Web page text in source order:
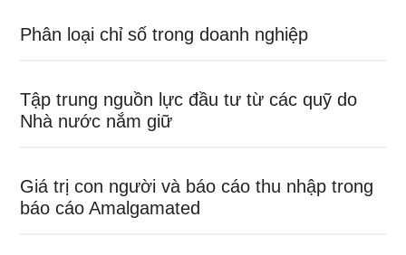
Phân loại chỉ số trong doanh nghiệp
Tập trung nguồn lực đầu tư từ các quỹ do
Nhà nước nắm giữ
Giá trị con người và báo cáo thu nhập trong
báo cáo Amalgamated